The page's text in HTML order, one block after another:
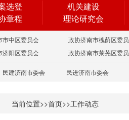
选登
章程
机关建设
理论研究会
市中区委员会 政协济南市槐荫区委
济阳区委员会 政协济南市莱芜区委
民建济南市委会 民进济南市委会
当前位置>>首页>>工作动态